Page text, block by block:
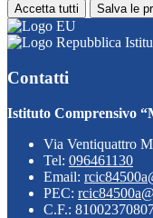
Accetta tutti Salva le
Contatti
Istituto Comprensivo
Via Ventiquattro
Tel: 096461130
Email:
PEC:
C.F.: